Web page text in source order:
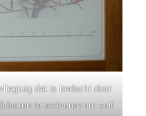
dat is bedacht door
te activeren om zelf